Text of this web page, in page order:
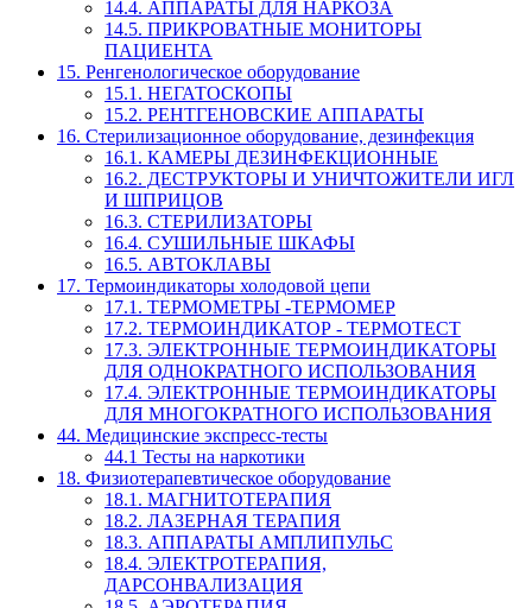
14.4. АППАРАТЫ ДЛЯ НАРКОЗА
14.5. ПРИКРОВАТНЫЕ МОНИТОРЫ
ПАЦИЕНТА
15. Ренгенологическое оборудование
15.1. НЕГАТОСКОПЫ
15.2. РЕНТГЕНОВСКИЕ АППАРАТЫ
16. Стерилизационное оборудование, дезинфекция
16.1. КАМЕРЫ ДЕЗИНФЕКЦИОННЫЕ
16.2. ДЕСТРУКТОРЫ И УНИЧТОЖИТЕЛИ ИГЛ
И ШПРИЦОВ
16.3. СТЕРИЛИЗАТОРЫ
16.4. СУШИЛЬНЫЕ ШКАФЫ
16.5. АВТОКЛАВЫ
17. Термоиндикаторы холодовой цепи
17.1. ТЕРМОМЕТРЫ -ТЕРМОМЕР
17.2. ТЕРМОИНДИКАТОР - ТЕРМОТЕСТ
17.3. ЭЛЕКТРОННЫЕ ТЕРМОИНДИКАТОРЫ
ДЛЯ ОДНОКРАТНОГО ИСПОЛЬЗОВАНИЯ
17.4. ЭЛЕКТРОННЫЕ ТЕРМОИНДИКАТОРЫ
ДЛЯ МНОГОКРАТНОГО ИСПОЛЬЗОВАНИЯ
44. Медицинские экспресс-тесты
44.1 Тесты на наркотики
18. Физиотерапевтическое оборудование
18.1. МАГНИТОТЕРАПИЯ
18.2. ЛАЗЕРНАЯ ТЕРАПИЯ
18.3. АППАРАТЫ АМПЛИПУЛЬС
18.4. ЭЛЕКТРОТЕРАПИЯ,
ДАРСОНВАЛИЗАЦИЯ